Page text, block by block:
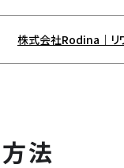
株式会社Rodina｜リ
法